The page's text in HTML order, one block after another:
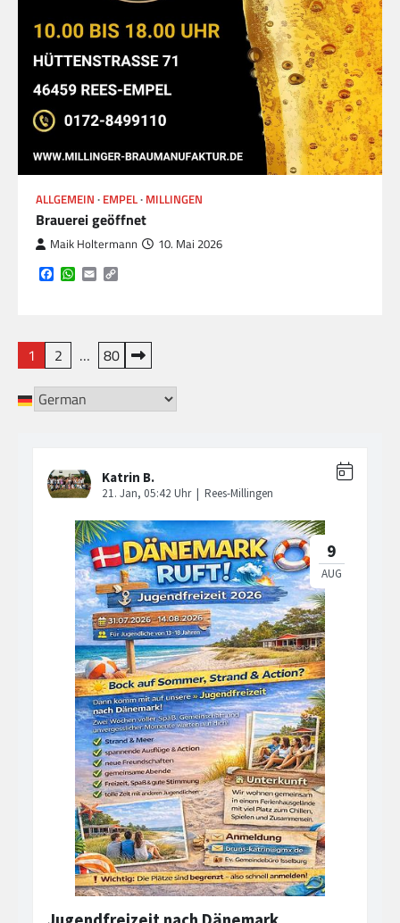
ALLGEMEIN EMPEL MILLINGEN
Brauerei geöffnet
Maik Holtermann 10. Mai 2026
Facebook
WhatsApp
Email
Seitennummerierung
der
Beiträge
1 2 … 80